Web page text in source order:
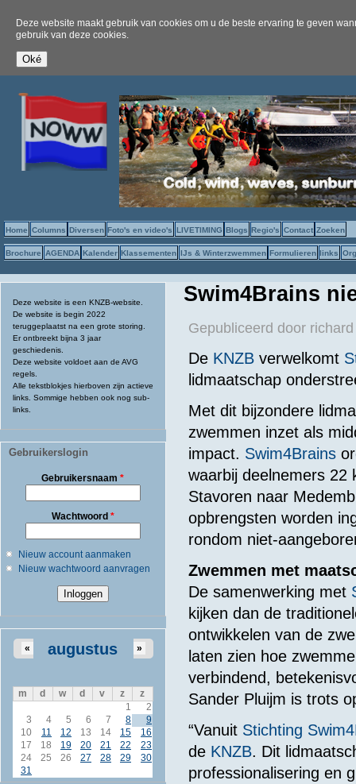
Deze website maakt gebruik van cookies om u de beste ervaring te geven
gebruik van deze cookies.
Home Columns Diversen Foto's en video's LIVETIMING Blogs Regio's Contact Zoeken
Brochure AGENDA Kalender Klassementen IJs & Winterzwemmen Formulieren links
Deze website is een KNZB-website.
De website is begin 2022
teruggeplaatst na een grote storing.
Er ontbreekt bijna 3 jaar
geschiedenis.
Deze website voldoet aan de AVG
regels.
Alle tekstblokjes hierboven zijn actieve
links. Sommige hebben ook nog sub-
links.
Gebruikerslogin
Gebruikersnaam*
Wachtwoord *
Nieuw account aanmaken
Nieuw wachtwoord aanvragen
augustus
« »
m d w d v z
z
1
2
3
4 5 6 7 8
9
10
11 12 13 14 15
16
17
18 19 20 21 22
23
24
25 26 27 28 29
30
31
Swim4Brains
Gepubliceerd door
De KNZBverwelkomt
lidmaatschap
Met dit bijzondere
zwemmen inzet als
impact. Swim4Brains
waarbij deelnemers 22
Stavoren naar
opbrengsten worden
rondom niet-
Zwemmen met
De samenwerking met
kijken dan de
ontwikkelen van de
laten zien hoe
verbindend,
Sander Pluijm is trots
“Vanuit Stichting
de KNZB. Dit
professionalisering en